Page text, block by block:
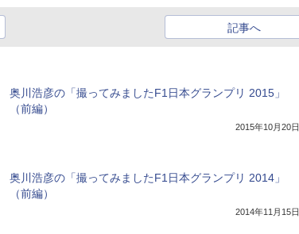
記事へ
奥川浩彦の「撮ってみましたF1日本グランプリ 2015」
（前編）
2015年10月20日
奥川浩彦の「撮ってみましたF1日本グランプリ 2014」
（前編）
2014年11月15日